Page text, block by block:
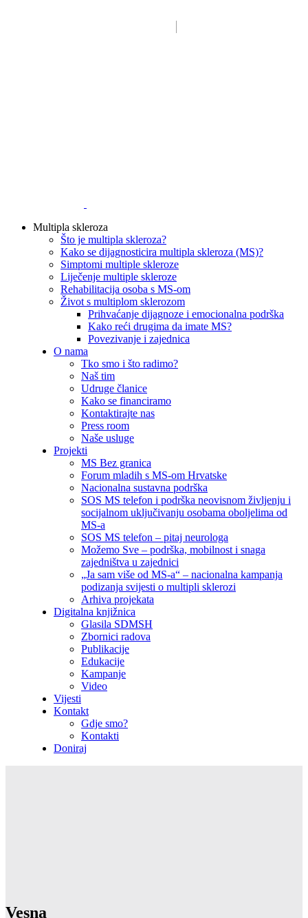
Multipla skleroza
Što je multipla skleroza?
Kako se dijagnosticira multipla skleroza (MS)?
Simptomi multiple skleroze
Liječenje multiple skleroze
Rehabilitacija osoba s MS-om
Život s multiplom sklerozom
Prihvaćanje dijagnoze i emocionalna podrška
Kako reći drugima da imate MS?
Povezivanje i zajednica
O nama
Tko smo i što radimo?
Naš tim
Udruge članice
Kako se financiramo
Kontaktirajte nas
Press room
Naše usluge
Projekti
MS Bez granica
Forum mladih s MS-om Hrvatske
Nacionalna sustavna podrška
SOS MS telefon i podrška neovisnom življenju i
socijalnom uključivanju osobama oboljelima od
MS-a
SOS MS telefon – pitaj neurologa
Možemo Sve – podrška, mobilnost i snaga
zajedništva u zajednici
„Ja sam više od MS-a“ – nacionalna kampanja
podizanja svijesti o multipli sklerozi
Arhiva projekata
Digitalna knjižnica
Glasila SDMSH
Zbornici radova
Publikacije
Edukacije
Kampanje
Video
Vijesti
Kontakt
Gdje smo?
Kontakti
Doniraj
Vesna